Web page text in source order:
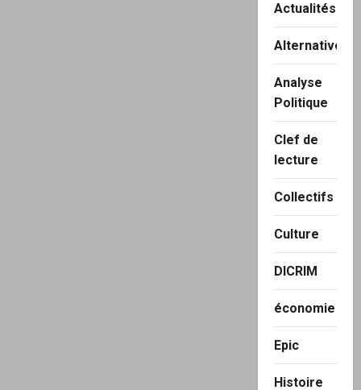
Actualités
Alternatives
Analyse
Politique
Clef de
lecture
Collectifs
Culture
DICRIM
économie
Epic
Histoire